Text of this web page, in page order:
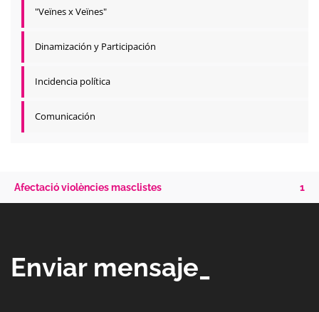
"Veïnes x Veïnes"
Dinamización y Participación
Incidencia política
Comunicación
Afectació violències masclistes 1
Enviar mensaje_